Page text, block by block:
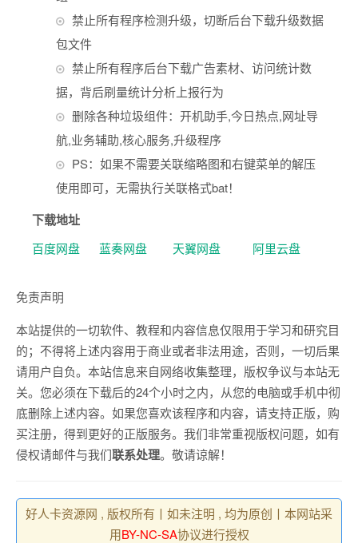
禁止所有程序检测升级，切断后台下载升级数据
包文件
禁止所有程序后台下载广告素材、访问统计数
据，背后刷量统计分析上报行为
删除各种垃圾组件：开机助手,今日热点,网址导
航,业务辅助,核心服务,升级程序
PS：如果不需要关联缩略图和右键菜单的解压
使用即可，无需执行关联格式bat！
下载地址
百度网盘 蓝奏网盘 天翼网盘 阿里云盘
免责声明
本站提供的一切软件、教程和内容信息仅限用于学习和研究目
的；不得将上述内容用于商业或者非法用途，否则，一切后果
请用户自负。本站信息来自网络收集整理，版权争议与本站无
关。您必须在下载后的24个小时之内，从您的电脑或手机中彻
底删除上述内容。如果您喜欢该程序和内容，请支持正版，购
买注册，得到更好的正版服务。我们非常重视版权问题，如有
侵权请邮件与我们联系处理。敬请谅解！
好人卡资源网 , 版权所有丨如未注明 , 均为原创丨本网站采
用BY-NC-SA协议进行授权